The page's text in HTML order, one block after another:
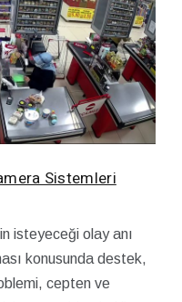
Sistemleri
isteyeceği olay anı
konusunda destek,
cepten ve